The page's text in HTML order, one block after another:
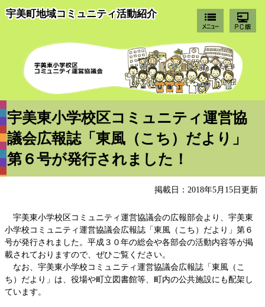
宇美町地域コミュニティ活動紹介
宇美東小学校区コミュニティ運営協
議会広報誌「東風（こち）だより」
第６号が発行されました！
掲載日：2018年5月15日更新
宇美東小学校区コミュニティ運営協議会の広報部会より、宇美東
小学校コミュニティ運営協議会広報誌「東風（こち）だより」第６
号が発行されました。平成３０年の総会や各部会の活動内容等が掲
載されておりますので、ぜひご覧ください。
なお、宇美東小学校コミュニティ運営協議会広報誌「東風（こ
ち）だより」は、役場や町立図書館等、町内の公共施設にも配架し
ています。